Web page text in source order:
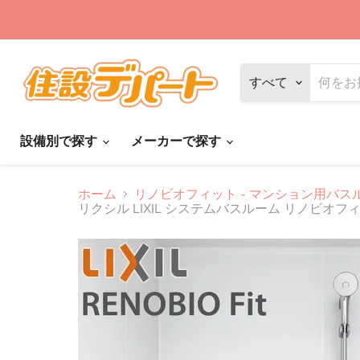
すべて
設備別で探す メーカーで探す
ホーム
リノビオフィット - マンション用バス
リクシル LIXIL システムバスルーム リノビオ